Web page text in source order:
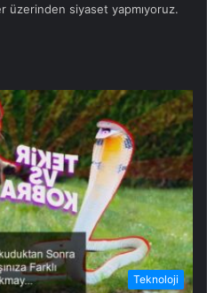
üzerinden siyaset yapmıyoruz.
Teknoloji